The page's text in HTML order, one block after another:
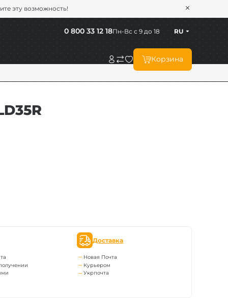
эту возможность!
Корзина
Пн-Вс с 9 до 18
0 800 33 12 18 RU
Доставка
Новая Почта
Курьером
Укрпочта